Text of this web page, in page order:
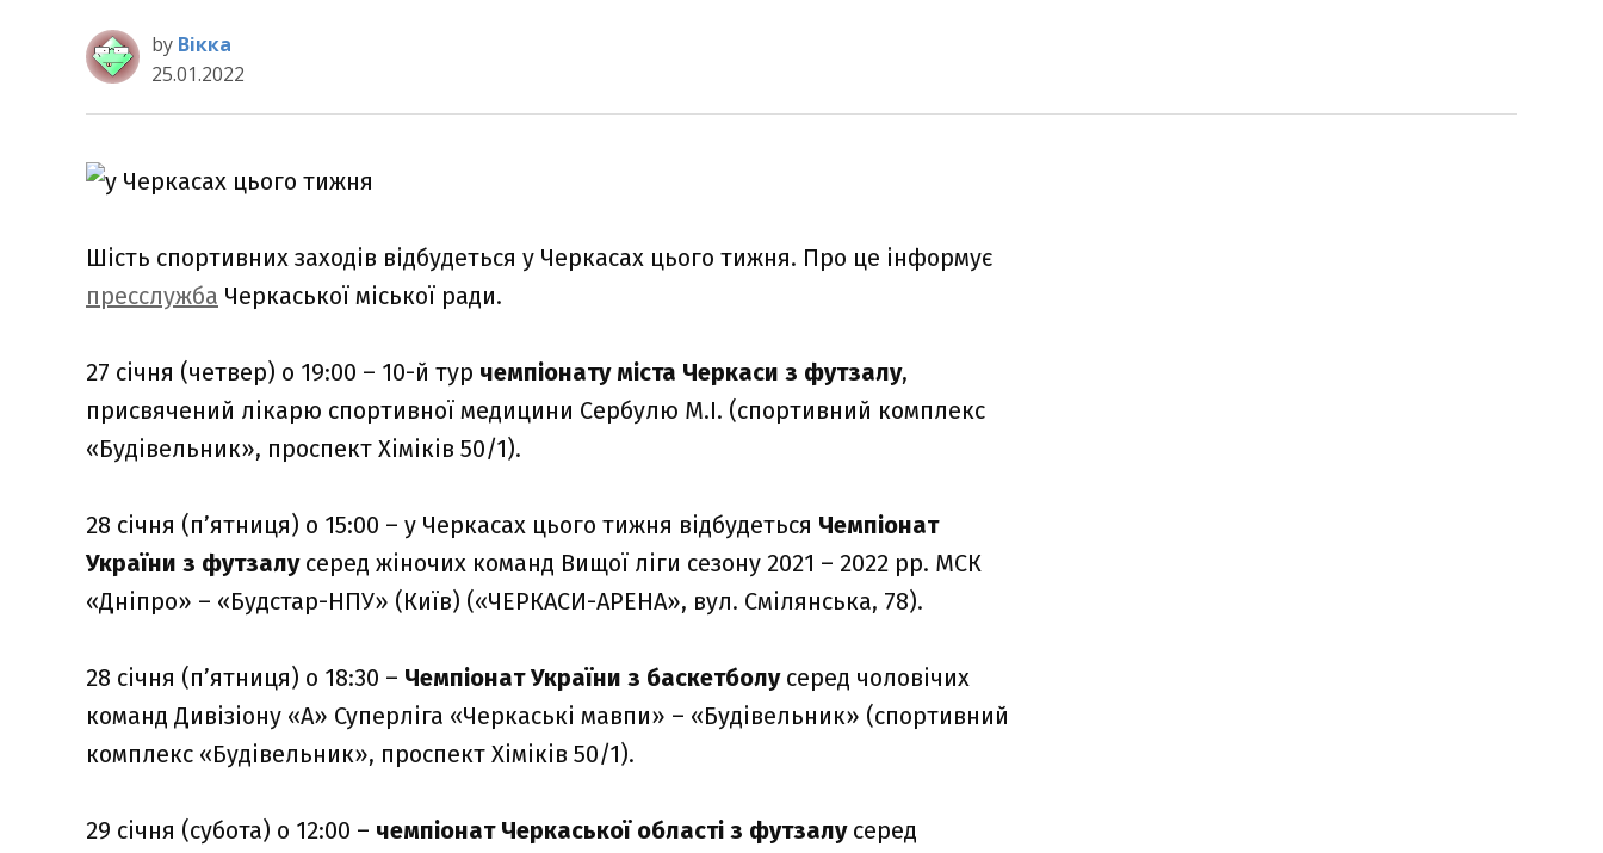
by Вікка
25.01.2022
Шість спортивних заходів відбудеться у Черкасах цього тижня. Про це інформує
пресслужба Черкаської міської ради.
27 січня (четвер) о 19:00 – 10-й тур чемпіонату міста Черкаси з футзалу,
присвячений лікарю спортивної медицини Сербулю М.І. (спортивний комплекс
«Будівельник», проспект Хіміків 50/1).
28 січня (п’ятниця) о 15:00 – у Черкасах цього тижня відбудеться Чемпіонат
України з футзалусеред жіночих команд Вищої ліги сезону 2021 – 2022 рр. МСК
«Дніпро» – «Будстар-НПУ» (Київ) («ЧЕРКАСИ-АРЕНА», вул. Смілянська, 78).
28 січня (п’ятниця) о 18:30 – Чемпіонат України з баскетболусеред чоловічих
команд Дивізіону «А» Суперліга «Черкаські мавпи» – «Будівельник» (спортивний
комплекс «Будівельник», проспект Хіміків 50/1).
29 січня (субота) о 12:00 – чемпіонат Черкаської області з футзалусеред